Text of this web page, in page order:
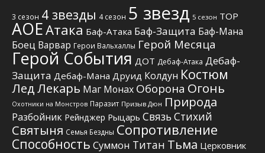
3 сезон 4 звезды 4 сезон 5 звезд 5 сезон TOP
АОЕАтака Баф-Атака Баф-Защита Баф-Мана
Боец Варвар Герои Вальхаллы Герой Месяца
Герой События ДОТ Дебаф-Атака Дебаф-
Защита Дебаф-Мана Друид Колдун Костюм
ЛедЛекарь Маг Монах Оборона Огонь
Охотники на Монстров Паразит Призыв Дюн Природа
Разбойник Рейнджер Рыцарь Связь Стихий
Святыня Семья Бездны Сопротивление
Способность Суммон Титан Тьма Церковник